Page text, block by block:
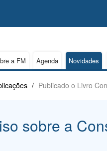
a FM Agenda Novidades
/ Publicado o Livro
sobre a